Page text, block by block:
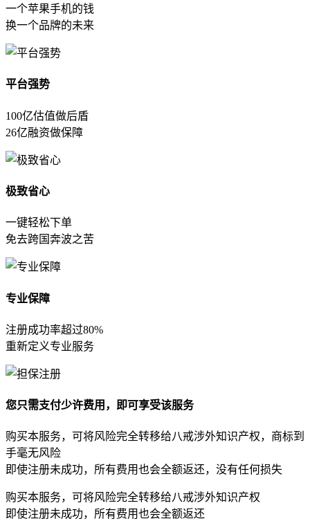
一个苹果手机的钱
换一个品牌的未来
平台强势
100亿估值做后盾
26亿融资做保障
极致省心
一键轻松下单
免去跨国奔波之苦
专业保障
注册成功率超过80%
重新定义专业服务
您只需支付少许费用，即可享受该服务
购买本服务，可将风险完全转移给八戒涉外知识产权，商标到
手毫无风险
即使注册未成功，所有费用也会全额返还，没有任何损失
购买本服务，可将风险完全转移给八戒涉外知识产权
即使注册未成功，所有费用也会全额返还